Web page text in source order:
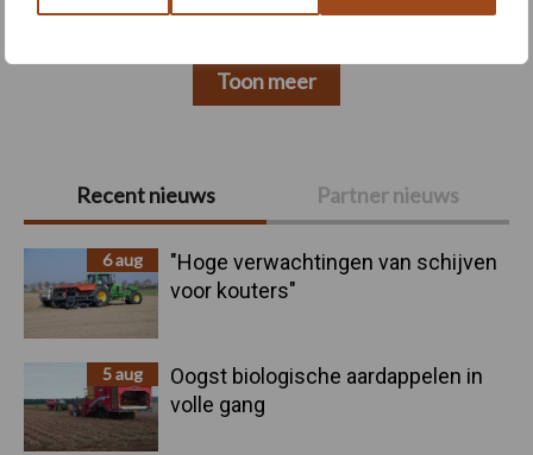
Primaire
Sidebar
Recent nieuws Partner nieuws
6 aug
"Hoge verwachtingen van schijven
voor kouters"
5 aug
Oogst biologische aardappelen in
volle gang
Toon meer